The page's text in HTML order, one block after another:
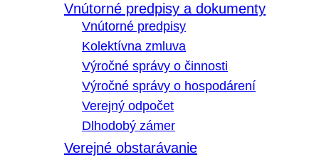
Vnútorné predpisy a dokumenty
Vnútorné predpisy
Kolektívna zmluva
Výročné správy o činnosti
Výročné správy o hospodárení
Verejný odpočet
Dlhodobý zámer
Verejné obstarávanie